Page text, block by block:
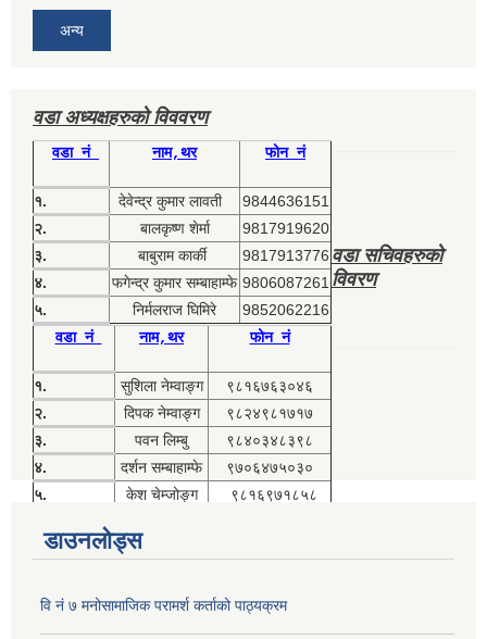
अन्य
वडा अध्यक्षहरुको विववरण
वडा नं नाम,थर फोन नं
१. देवेन्द्र कुमार लावती
9844636151
२.
बालकृष्ण शेर्मा
9817919620
३.
बाबुराम कार्की
9817913776
४.
फगेन्द्र कुमार सम्बाहाम्फे 9806087261
५.
निर्मलराज घिमिरे 9852062216
वडा सचिवहरुको
विवरण
वडा नं नाम,थर फोन नं
१. सुशिला नेम्वाङ्ग
९८१६७६३०४६
२.
दिपक नेम्वाङ्ग
९८२४९८१७१७
३.
पवन लिम्बु
९८४०३४८३९८
४.
दर्शन सम्बाहाम्फे
९७०६४७५०३०
५.
केश चेम्जोङ्ग ९८१६९७१८५८
डाउनलोड्स
वि नं ७ मनोसामाजिक परामर्श कर्ताको पाठ्यक्रम